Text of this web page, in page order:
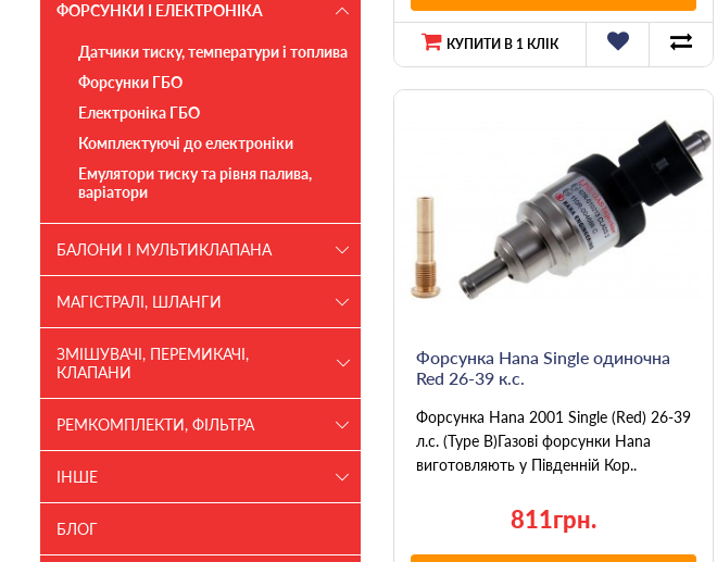
ФОРСУНКИ І ЕЛЕКТРОНІКА
Датчики тиску, температури і топлива
Форсунки ГБО
Електроніка ГБО
Комплектуючі до електроніки
Емулятори тиску та рівня палива,
варіатори
БАЛОНИ І МУЛЬТИКЛАПАНА
МАГІСТРАЛІ, ШЛАНГИ
ЗМІШУВАЧІ, ПЕРЕМИКАЧІ,
КЛАПАНИ
РЕМКОМПЛЕКТИ, ФІЛЬТРА
ІНШЕ
БЛОГ
КУПИТИ В 1 КЛІК
Форсунка Hana Single одиночна
Red 26-39 к.с.
Форсунка Hana 2001 Single (Red) 26-39
л.с. (Type B)Газові форсунки Hana
виготовляють у Південній Кор..
811грн.